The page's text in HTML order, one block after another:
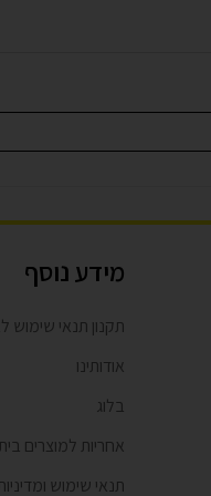
מידע נוסף
תקנון תנאי שימוש
אודותינו
בלוג
אחריות למוצרים
תנאי שימוש